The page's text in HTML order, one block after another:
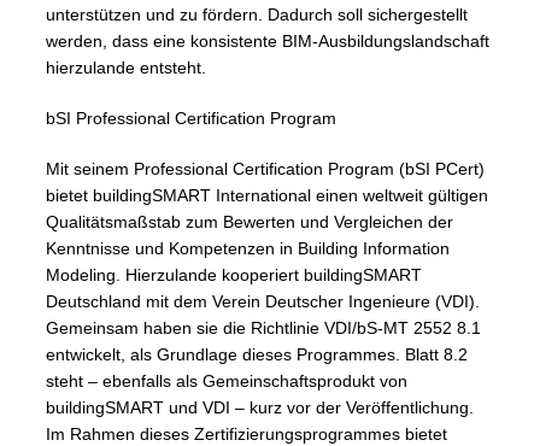
unterstützen und zu fördern. Dadurch soll sichergestellt
werden, dass eine konsistente BIM-Ausbildungslandschaft
hierzulande entsteht.
bSI Professional Certification Program
Mit seinem Professional Certification Program (bSI PCert)
bietet buildingSMART International einen weltweit gültigen
Qualitätsmaßstab zum Bewerten und Vergleichen der
Kenntnisse und Kompetenzen in Building Information
Modeling. Hierzulande kooperiert buildingSMART
Deutschland mit dem Verein Deutscher Ingenieure (VDI).
Gemeinsam haben sie die Richtlinie VDI/bS-MT 2552 8.1
entwickelt, als Grundlage dieses Programmes. Blatt 8.2
steht – ebenfalls als Gemeinschaftsprodukt von
buildingSMART und VDI – kurz vor der Veröffentlichung.
Im Rahmen dieses Zertifizierungsprogrammes bietet